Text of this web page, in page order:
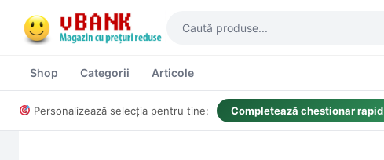
Shop Categorii Articole
Personalizează selecția pentru tine: Completează chestionar rapid